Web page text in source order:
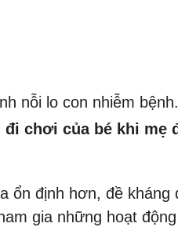
nỗi lo con nhiễm bệnh.
chơi của bé khi mẹ
ổn định hơn, đề
gia những hoạt